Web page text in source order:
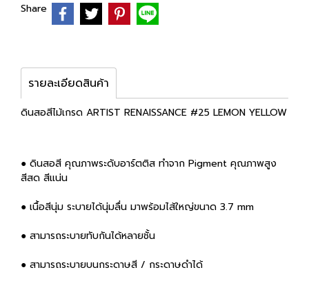
Share
รายละเอียดสินค้า
ดินสอสีไม้เกรด ARTIST RENAISSANCE #25 LEMON YELLOW
● ดินสอสี คุณภาพระดับอาร์ตติส ทำจาก Pigment คุณภาพสูง
สีสด สีแน่น
● เนื้อสีนุ่ม ระบายได้นุ่มลื่น มาพร้อมไส้ใหญ่ขนาด 3.7 mm
● สามารถระบายทับกันได้หลายชั้น
● สามารถระบายบนกระดาษสี / กระดาษดำได้